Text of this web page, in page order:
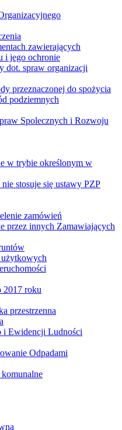
zawierających
i jego ochronie
dot. spraw organizacji
przeznaczonej do spożycia
podziemnych
Spolecznych i Rozwoju
w trybie określonym w
stosuje się ustawy PZP
zamówień
przez innych Zamawiających
2017 roku
przestrzenna
i Ewidencji Ludności
Odpadami